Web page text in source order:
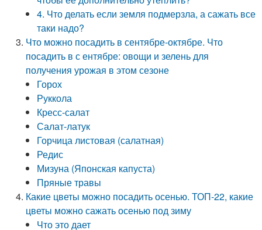
4. Что делать если земля подмерзла, а сажать все
таки надо?
Что можно посадить в сентябре-октябре. Что
посадить в с ентябре: овощи и зелень для
получения урожая в этом сезоне
Горох
Руккола
Кресс-салат
Салат-латук
Горчица листовая (салатная)
Редис
Мизуна (Японская капуста)
Пряные травы
Какие цветы можно посадить осенью. ТОП-22, какие
цветы можно сажать осенью под зиму
Что это дает